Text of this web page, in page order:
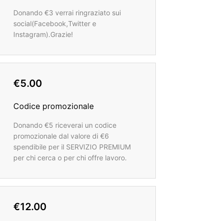
Donando €3 verrai ringraziato sui
social(Facebook,Twitter e
Instagram).Grazie!
€5.00
Codice promozionale
Donando €5 riceverai un codice
promozionale dal valore di €6
spendibile per il SERVIZIO PREMIUM
per chi cerca o per chi offre lavoro.
€12.00